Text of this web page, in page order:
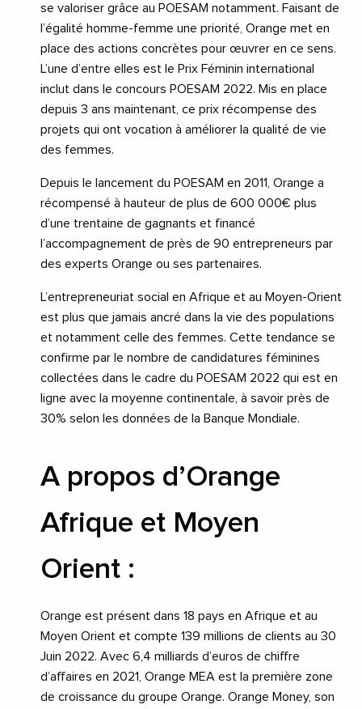
se valoriser grâce au POESAM notamment. Faisant de
l’égalité homme-femme une priorité, Orange met en
place des actions concrètes pour œuvrer en ce sens.
L’une d’entre elles est le Prix Féminin international
inclut dans le concours POESAM 2022. Mis en place
depuis 3 ans maintenant, ce prix récompense des
projets qui ont vocation à améliorer la qualité de vie
des femmes.
Depuis le lancement du POESAM en 2011, Orange a
récompensé à hauteur de plus de 600 000€ plus
d’une trentaine de gagnants et financé
l’accompagnement de près de 90 entrepreneurs par
des experts Orange ou ses partenaires.
L’entrepreneuriat social en Afrique et au Moyen-Orient
est plus que jamais ancré dans la vie des populations
et notamment celle des femmes. Cette tendance se
confirme par le nombre de candidatures féminines
collectées dans le cadre du POESAM 2022 qui est en
ligne avec la moyenne continentale, à savoir près de
30% selon les données de la Banque Mondiale.
A propos d’Orange
Afrique et Moyen
Orient :
Orange est présent dans 18 pays en Afrique et au
Moyen Orient et compte 139 millions de clients au 30
Juin 2022. Avec 6,4 milliards d’euros de chiffre
d’affaires en 2021, Orange MEA est la première zone
de croissance du groupe Orange. Orange Money, son